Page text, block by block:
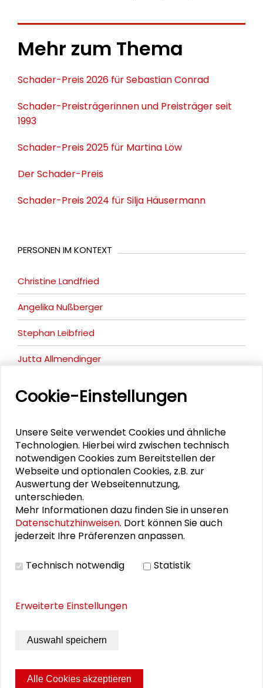
Mehr zum Thema
Schader-Preis 2026 für Sebastian Conrad
Schader-Preisträgerinnen und Preisträger seit
1993
Schader-Preis 2025 für Martina Löw
Der Schader-Preis
Schader-Preis 2024 für Silja Häusermann
PERSONEN IM KONTEXT
Christine Landfried
Angelika Nußberger
Stephan Leibfried
Jutta Allmendinger
DOWNLOADS
Programm der Preisverleihung
Preisrede von Prof. Dr. Nicole Deitelhoff
Laudatio von Prof. Dr. Dr. h.c. Klaus von Beyme
2024 – Rede von Prof. Dr. Otfried Jarren
Impressionen von der Preisverleihung
Cookie-Einstellungen
Unsere Seite verwendet Cookies und ähnliche
Technologien. Hierbei wird zwischen technisch
notwendigen Cookies zum Bereitstellen der
Webseite und optionalen Cookies, z.B. zur
Auswertung der Webseitennutzung,
unterschieden.
Mehr Informationen dazu finden Sie in unseren
Datenschutzhinweisen. Dort können Sie auch
jederzeit Ihre Präferenzen anpassen.
Technisch notwendig Statistik
Erweiterte Einstellungen
Auswahl speichern
Alle Cookies akzeptieren